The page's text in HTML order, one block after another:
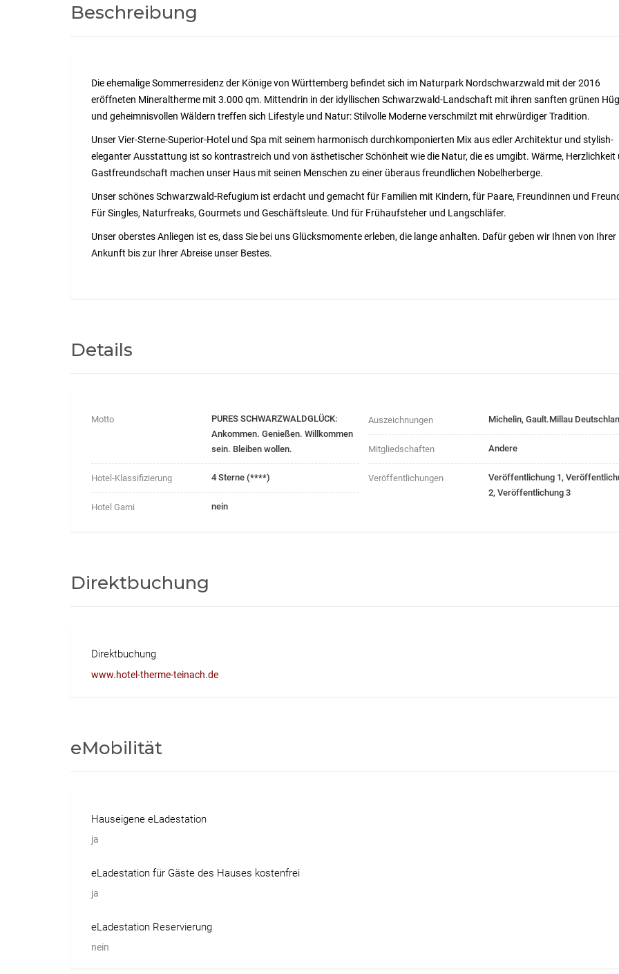
Beschreibung
Die ehemalige Sommerresidenz der Könige von Württemberg befindet sich im Naturpark Nordschwarzwald mit der 2016
eröffneten Mineraltherme mit 3.000 qm. Mittendrin in der idyllischen Schwarzwald-Landschaft mit ihren sanften grünen
und geheimnisvollen Wäldern treffen sich Lifestyle und Natur: Stilvolle Moderne verschmilzt mit ehrwürdiger Tradition.
Unser Vier-Sterne-Superior-Hotel und Spa mit seinem harmonisch durchkomponierten Mix aus edler Architektur und stylish-
eleganter Ausstattung ist so kontrastreich und von ästhetischer Schönheit wie die Natur, die es umgibt. Wärme, Herzlichkeit
Gastfreundschaft machen unser Haus mit seinen Menschen zu einer überaus freundlichen Nobelherberge.
Unser schönes Schwarzwald-Refugium ist erdacht und gemacht für Familien mit Kindern, für Paare, Freundinnen und
Für Singles, Naturfreaks, Gourmets und Geschäftsleute. Und für Frühaufsteher und Langschläfer.
Unser oberstes Anliegen ist es, dass Sie bei uns Glücksmomente erleben, die lange anhalten. Dafür geben wir Ihnen von Ihrer
Ankunft bis zur Ihrer Abreise unser Bestes.
Details
Motto
PURES SCHWARZWALDGLÜCK:
Ankommen. Genießen. Willkommen
sein. Bleiben wollen.
Hotel-Klassifizierung 4 Sterne (****)
Hotel Garni nein
Auszeichnungen Michelin, Gault.Millau
Mitgliedschaften Andere
Veröffentlichungen
Veröffentlichung 1,
2, Veröffentlichung 3
Direktbuchung
Direktbuchung
www.hotel-therme-teinach.de
eMobilität
Hauseigene eLadestation
ja
eLadestation für Gäste des Hauses kostenfrei
ja
eLadestation Reservierung
nein